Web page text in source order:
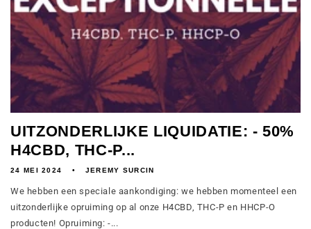
UITZONDERLIJKE LIQUIDATIE: - 50%
H4CBD, THC-P...
24 MEI 2024 JEREMY SURCIN
We hebben een speciale aankondiging: we hebben momenteel een
uitzonderlijke opruiming op al onze H4CBD, THC-P en HHCP-O
producten! Opruiming: -...